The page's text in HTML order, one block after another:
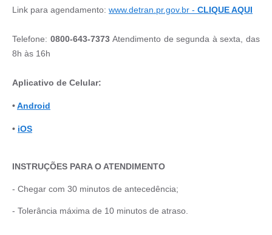
Link para agendamento: www.detran.pr.gov.br - CLIQUE AQUI
Telefone: 0800-643-7373Atendimento de segunda à sexta, das
8h às 16h
Aplicativo de Celular:
•Android
• iOS
INSTRUÇÕES PARA O ATENDIMENTO
- Chegar com 30 minutos de antecedência;
- Tolerância máxima de 10 minutos de atraso.